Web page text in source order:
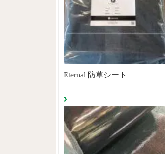
Eternal 防草シート